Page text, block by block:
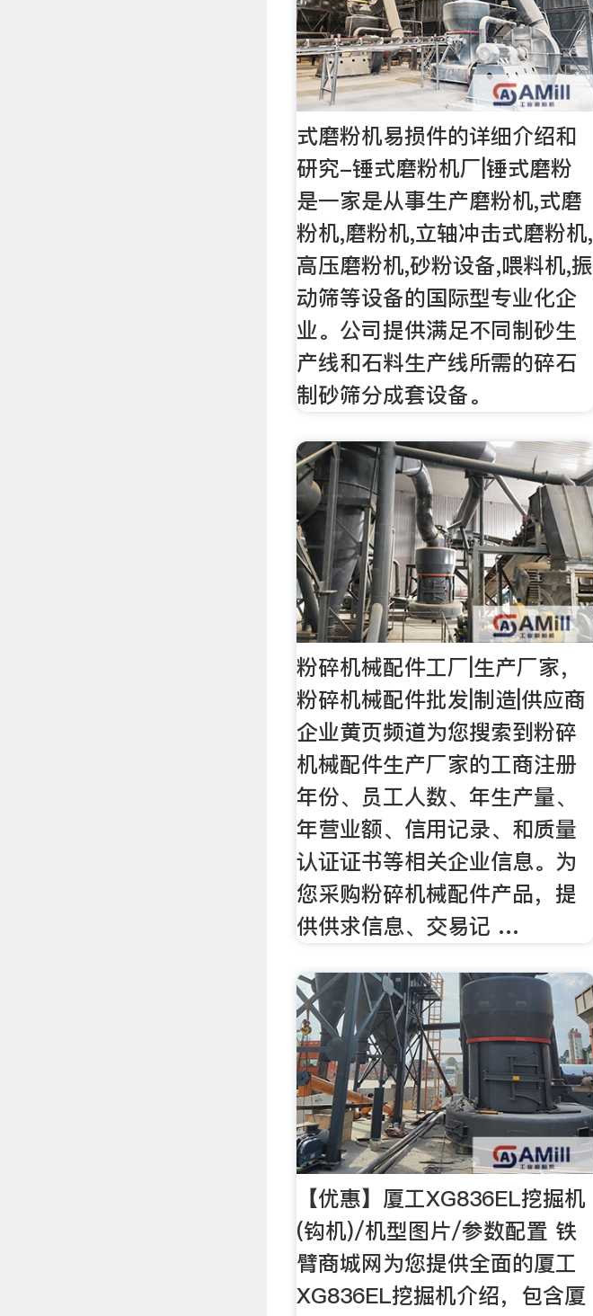
式磨粉机易损件的详细介绍和
研究-锤式磨粉机厂|锤式磨粉
是一家是从事生产磨粉机,式磨
粉机,磨粉机,立轴冲击式磨粉机,
高压磨粉机,砂粉设备,喂料机,振
动筛等设备的国际型专业化企
业。公司提供满足不同制砂生
产线和石料生产线所需的碎石
制砂筛分成套设备。
粉碎机械配件工厂|生产厂家，
粉碎机械配件批发|制造|供应商
企业黄页频道为您搜索到粉碎
机械配件生产厂家的工商注册
年份、员工人数、年生产量、
年营业额、信用记录、和质量
认证证书等相关企业信息。为
您采购粉碎机械配件产品，提
供供求信息、交易记 …
【优惠】厦工XG836EL挖掘机
(钩机)/机型图片/参数配置 铁
臂商城网为您提供全面的厦工
XG836EL挖掘机介绍，包含厦